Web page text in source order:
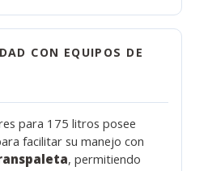
CON EQUIPOS DE
para 175 litros posee
facilitar su manejo con
, permitiendo